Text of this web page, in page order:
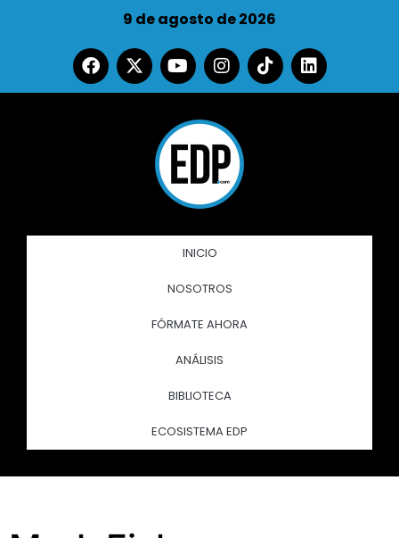
9 de agosto de 2026
INICIO
NOSOTROS
FÓRMATE AHORA
ANÁLISIS
BIBLIOTECA
ECOSISTEMA EDP